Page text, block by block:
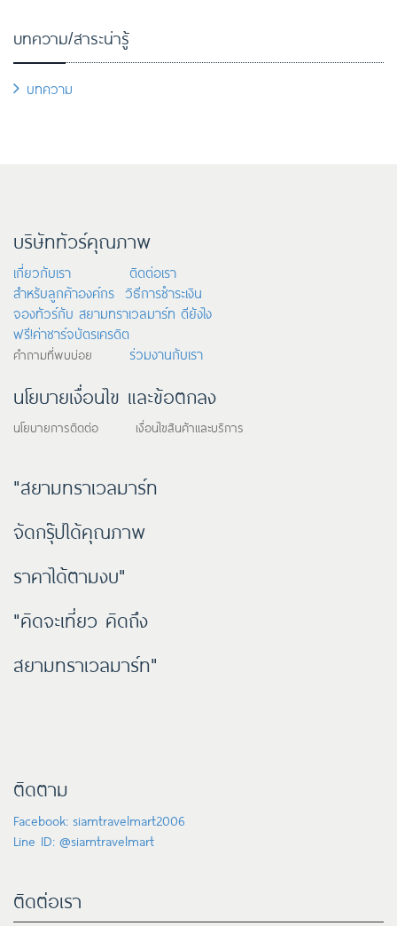
บทความ/สาระน่ารู้
บทความ
บริษัททัวร์คุณภาพ
เกี่ยวกับเรา
ติดต่อเรา
สำหรับลูกค้าองค์กร วิธีการชำระเงิน
จองทัวร์กับ สยามทราเวลมาร์ท ดียังไง
ฟรี!ค่าชาร์จบัตรเครดิต
คำถามที่พบบ่อย ร่วมงานกับเรา
นโยบายเงื่อนไข และข้อตกลง
นโยบายการติดต่อ เงื่อนไขสินค้าและบริการ
"สยามทราเวลมาร์ท
จัดกรุ๊ปได้คุณภาพ
ราคาได้ตามงบ"
"คิดจะเที่ยว คิดถึง
สยามทราเวลมาร์ท"
ติดตาม
Facebook: siamtravelmart2006
Line ID: @siamtravelmart
ติดต่อเรา